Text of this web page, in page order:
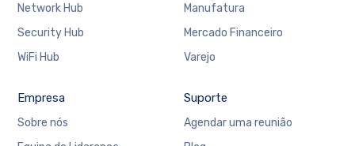
Network Hub
Security Hub
WiFi Hub
Manufatura
Mercado Financeiro
Varejo
Empresa
Sobre nós
Suporte
Agendar uma reunião